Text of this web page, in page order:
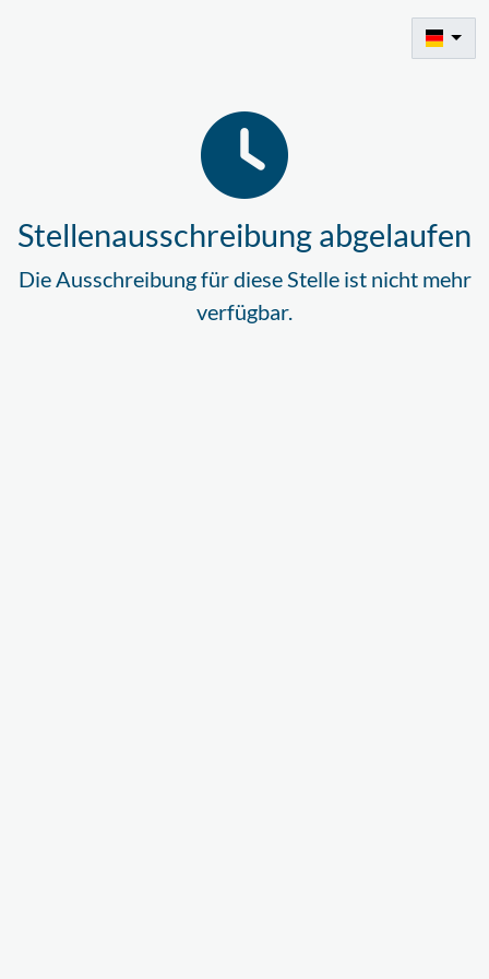
Stellenausschreibung abgelaufen
Die Ausschreibung für diese Stelle ist nicht mehr
verfügbar.